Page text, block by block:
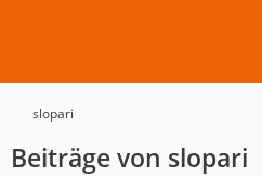
slopari
Beiträge von slopari